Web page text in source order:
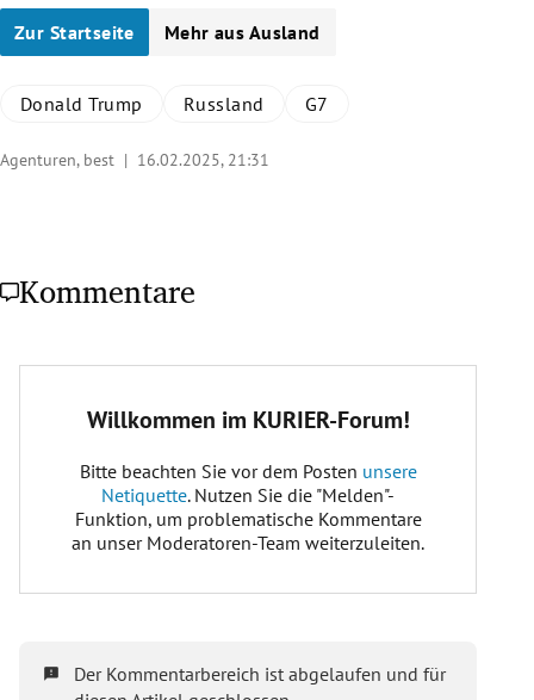
Zur Startseite Mehr aus Ausland
Donald Trump Russland G7
Agenturen, best | 16.02.2025, 21:31
Kommentare